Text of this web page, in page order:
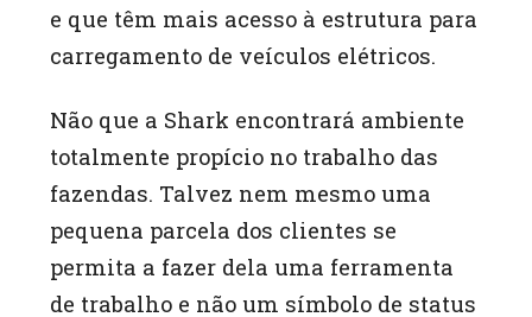
e que têm mais acesso à estrutura para
carregamento de veículos elétricos.
Não que a Shark encontrará ambiente
totalmente propício no trabalho das
fazendas. Talvez nem mesmo uma
pequena parcela dos clientes se
permita a fazer dela uma ferramenta
de trabalho e não um símbolo de status